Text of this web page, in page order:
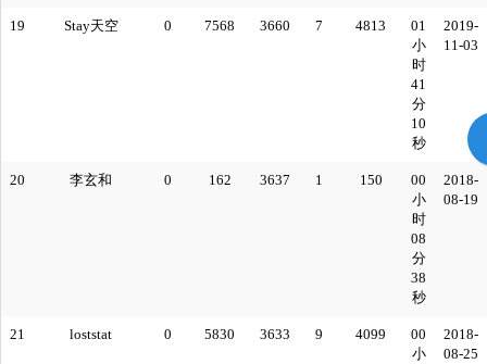
19 Stay天空 0 7568 3660 7 4813
01
小
时
41
分
10
秒
2019-
11-03
20 李玄和 0 162 3637 1 150
00
小
时
08
分
38
秒
2018-
08-19
21 loststat 0 5830 3633 9 4099
00
小
2018-
08-25